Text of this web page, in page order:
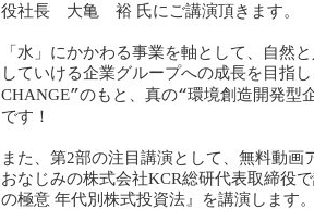
役社長 大亀 裕 氏にご講演頂きます。
「水」にかかわる事業を軸として、自然
していける企業グループへの成長を目指
CHANGE”のもと、真の“環境創造開発型
です！
また、第2部の注目講演として、無料動
おなじみの株式会社KCR総研代表取締役
の極意 年代別株式投資法』を講演します。